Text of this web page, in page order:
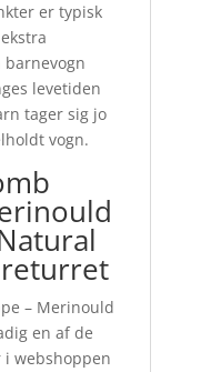
er typisk
levetiden
tager sig jo
vogn.
returret
– Merinould
en af de
webshoppen